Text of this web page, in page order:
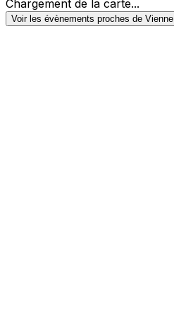
Chargement de la carte...
Voir les évènements proches de Vienne